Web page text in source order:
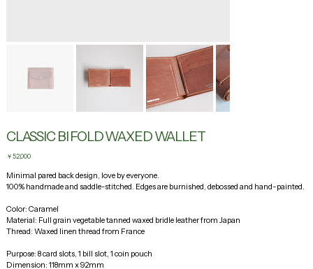
CLASSIC BI FOLD WAXED WALLET
Price
￥52,000
Minimal pared back design, love by everyone.
100% handmade and saddle-stitched. Edges are burnished, debossed and hand-painted.
Color: Caramel
Material: Full grain vegetable tanned waxed bridle leather from Japan
Thread: Waxed linen thread from France
Purpose: 8 card slots, 1 bill slot, 1 coin pouch
Dimension: 118mm x 92mm